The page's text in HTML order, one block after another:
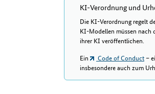
KI-Verordnung und
Die KI-Verordnung regelt
KI-Modellen müssen nach
ihrer KI veröffentlichen.
Ein
Code of Conduct–
insbesondere auch zum